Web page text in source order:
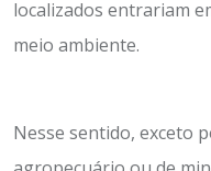
localizados entrariam
meio ambiente.
Nesse sentido, exceto